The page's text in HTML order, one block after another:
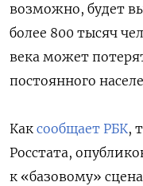
возможно, будет
более 800 тысяч
века может
постоянного
Как сообщает РБК,
Росстата,
к «базовому»